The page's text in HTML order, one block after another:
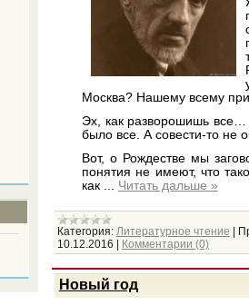
Москва? Нашему всему
Эх, как разворошишь
было все. А совести-то не
Вот, о Рождестве мы
понятия не имеют, что
как
Читать дальше »
Категория: Литературное чтение
10.12.2016
Комментарии (0)
Новый год